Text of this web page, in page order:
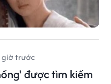
giờ trước
được tìm kiếm